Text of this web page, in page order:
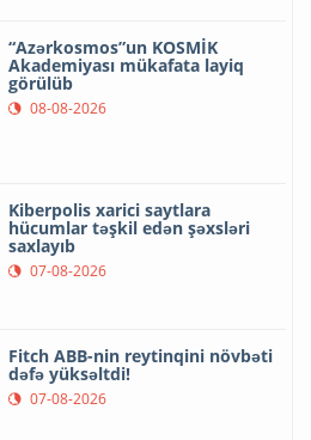
“Azərkosmos”un KOSMİK
Akademiyası mükafata layiq
görülüb
08-08-2026
Kiberpolis xarici saytlara
hücumlar təşkil edən şəxsləri
saxlayıb
07-08-2026
Fitch ABB-nin reytinqini növbəti
dəfə yüksəltdi!
07-08-2026